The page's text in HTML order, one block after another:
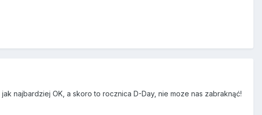
najbardziej OK, a skoro to rocznica D-Day, nie moze nas zabraknąć!